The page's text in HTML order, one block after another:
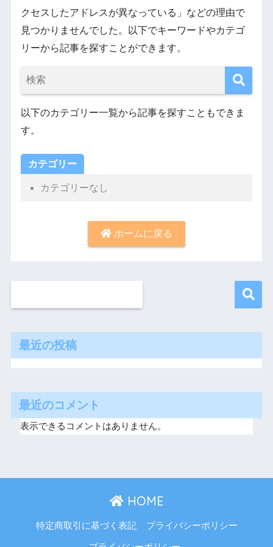
クセスしたアドレスが異なっている」などの理由で
見つかりませんでした。以下でキーワードやカテゴ
リーから記事を探すことができます。
以下のカテゴリー一覧から記事を探すこともできま
す。
カテゴリー
カテゴリーなし
ホームに戻る
最近の投稿
最近のコメント
表示できるコメントはありません。
HOME
特定商取引に基づく表記 プライバシーポリシー